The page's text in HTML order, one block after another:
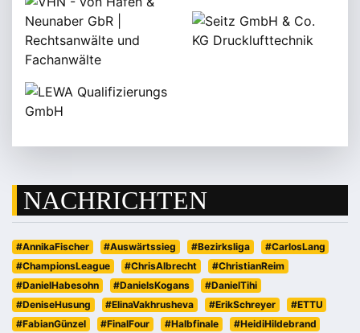
NACHRICHTEN
#AnnikaFischer #Auswärtssieg #Bezirksliga
#CarlosLang
#ChampionsLeague
#ChrisAlbrecht
#ChristianReim
#DanielHabesohn
#DanielsKogans
#DanielTihi
#DeniseHusung
#ElinaVakhrusheva #ErikSchreyer
#ETTU
#FabianGünzel
#FinalFour #Halbfinale
#HeidiHildebrand